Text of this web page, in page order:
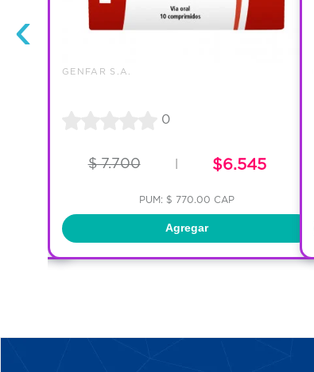
‹
GENFAR S.A.
0
$ 7.700 $6.545
PUM: $ 770.00 CAP
Agregar